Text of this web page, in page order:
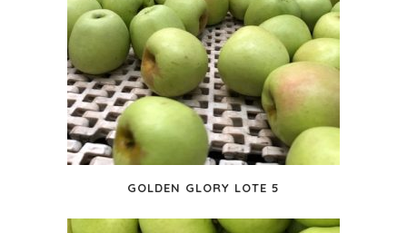
GOLDEN GLORY LOTE 5